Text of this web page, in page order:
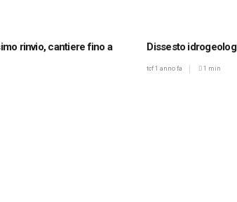
rinvio, cantiere fino a
Dissesto
tcf1 anno fa 1 min